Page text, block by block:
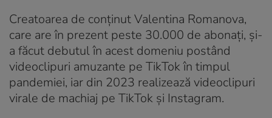
Creatoarea de conținut Valentina Romanova,
care are în prezent peste 30.000 de abonați, și-
a făcut debutul în acest domeniu postând
videoclipuri amuzante pe TikTok în timpul
pandemiei, iar din 2023 realizează videoclipuri
virale de machiaj pe TikTok și Instagram.